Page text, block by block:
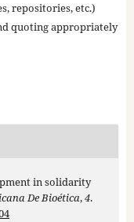
repositories, etc.)
quoting appropriately
in solidarity
De Bioética,4.